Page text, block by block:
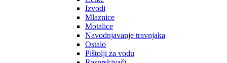
Izvodi
Mlaznice
Motalice
Navodnjavanje travnjaka
Ostalo
Pištolji za vodu